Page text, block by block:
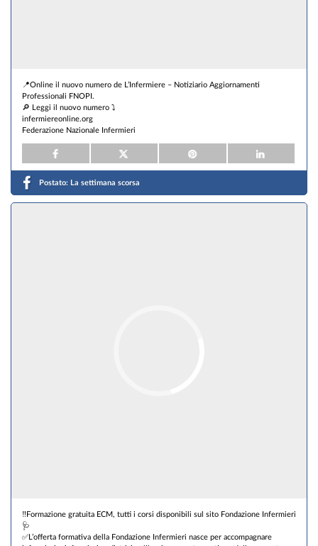
📍Online il nuovo numero de L’Infermiere – Notiziario Aggiornamenti
Professionali FNOPI.
🔎 Leggi il nuovo numero ⤵️
infermiereonline.org
Federazione Nazionale Infermieri
Postato: La settimana scorsa
‼️Formazione gratuita ECM, tutti i corsi disponibili sul sito Fondazione Infermieri
🩺
✅L’offerta formativa della Fondazione Infermieri nasce per accompagnare